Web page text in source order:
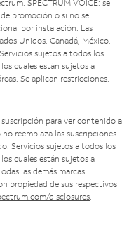
SPECTRUM VOICE: se
promoción o si no se
por instalación. Las
Unidos, Canadá, México,
sujetos a todos los
cuales están sujetos a
Se aplican restricciones.
para ver contenido a
reemplaza las suscripciones
Servicios sujetos a todos los
cuales están sujetos a
las demás marcas
propiedad de sus respectivos
disclosures